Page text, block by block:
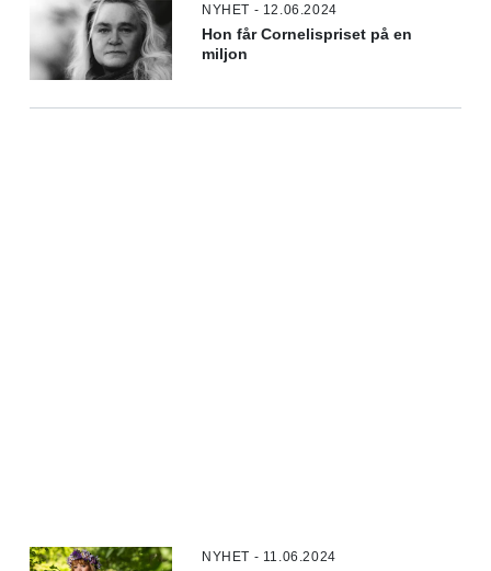
NYHET - 12.06.2024
Hon får Cornelispriset på en
miljon
NYHET - 11.06.2024